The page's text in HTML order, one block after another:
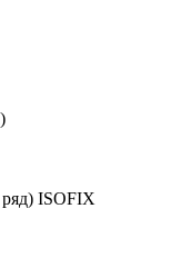
ряд) ISOFIX